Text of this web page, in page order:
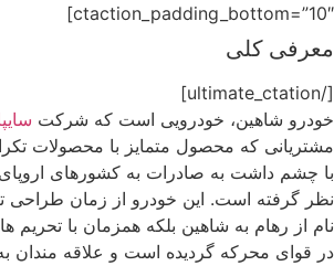
ctaction_padding_bottom=”10″]
معرفی کلی
[/ultimate_ctation]
خودرو شاهین، خودرویی است که شرکت
مشتریانی که محصول متمایز با محصولات
با چشم داشت به صادرات به کشورهای
نظر گرفته است. این خودرو از زمان طراحی تا
نام از رهام به شاهین بلکه همزمان با تحریم ها
در قوای محرکه گردیده است و علاقه مندان